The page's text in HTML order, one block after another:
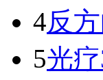
4反
5光